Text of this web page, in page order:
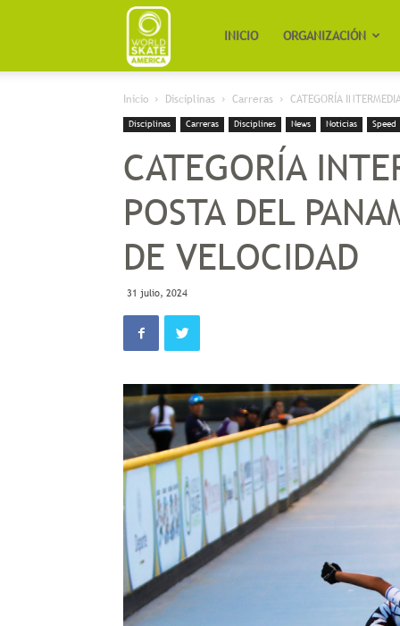
Worldskate
America
INICIO ORGANIZACIÓN
Inicio Disciplinas Carreras CATEGORÍA
Disciplinas Carreras Disciplines News Noticias Speed
CATEGORÍA
POSTA DEL
DE VELOCIDAD
31 julio, 2024